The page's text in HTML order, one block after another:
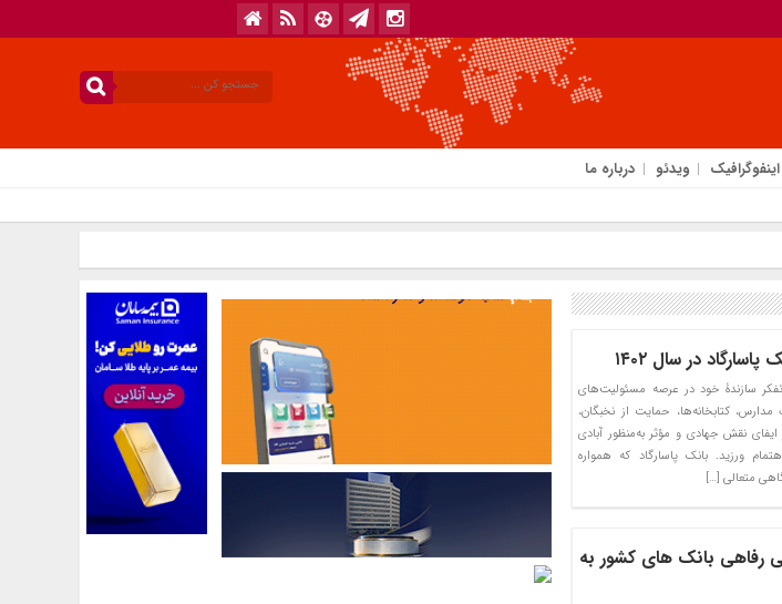
اینفوگرافیک ویدئو درباره ما
در سال ۱۴۰۲
سازندۀ خود در عرصه مسئولیت‌های
نیز با احداث مدارس، کتابخانه‌ها، حمایت از نخبگان،
نقش جهادی و مؤثر به‌منظور آبادی
ورزید. بانک پاسارگاد که همواره
متعالی […]
رفاهی بانک های کشور به